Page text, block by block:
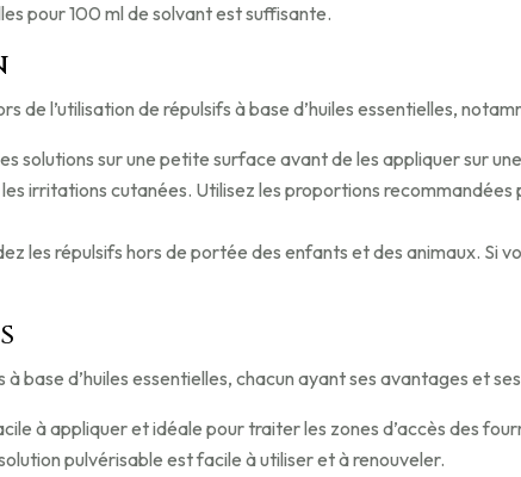
pour 100 ml de solvant est suffisante.
de l’utilisation de répulsifs à base d’huiles essentielles,
solutions sur une petite surface avant de les appliquer sur
irritations cutanées. Utilisez les proportions
les répulsifs hors de portée des enfants et des animaux. Si
base d’huiles essentielles, chacun ayant ses avantages et
à appliquer et idéale pour traiter les zones d’accès des
pulvérisable est facile à utiliser et à renouveler.